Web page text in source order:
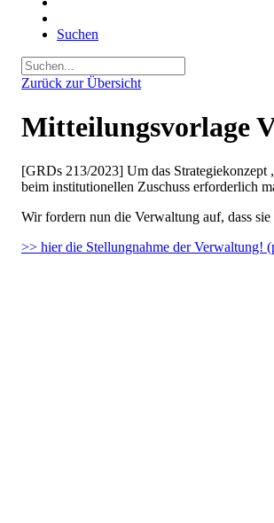
Suchen
Zurück zur Übersicht
Mitteilungsvorlage
[GRDs 213/2023] Um das Strategiekonzept
beim institutionellen Zuschuss erforderlich
Wir fordern nun die Verwaltung auf, dass
>> hier die Stellungnahme der Verwaltung!